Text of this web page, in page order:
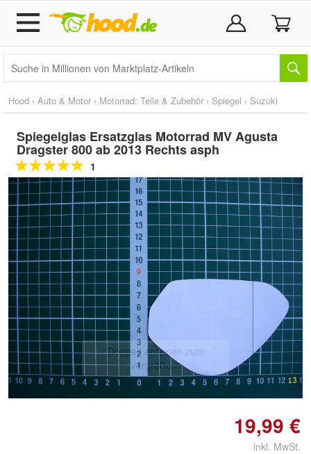
Hood › Auto & Motor › Motorrad: Teile & Zubehör › Spiegel › Suzuki
Spiegelglas Ersatzglas Motorrad MV Agusta
Dragster 800 ab 2013 Rechts asph
1
Doppelt antippen zum
vergrößern
19,99 €
inkl. MwSt.